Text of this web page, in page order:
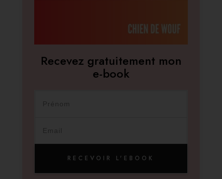
Recevez gratuitement mon
e-book
RECEVOIR L'EBOOK